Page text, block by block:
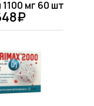
мг 60 шт